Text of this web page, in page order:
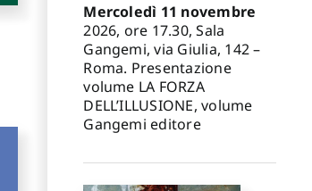
Mercoledì 11 novembre
2026, ore 17.30, Sala
Gangemi, via Giulia, 142 –
Roma. Presentazione
volume LA FORZA
DELL’ILLUSIONE, volume
Gangemi editore